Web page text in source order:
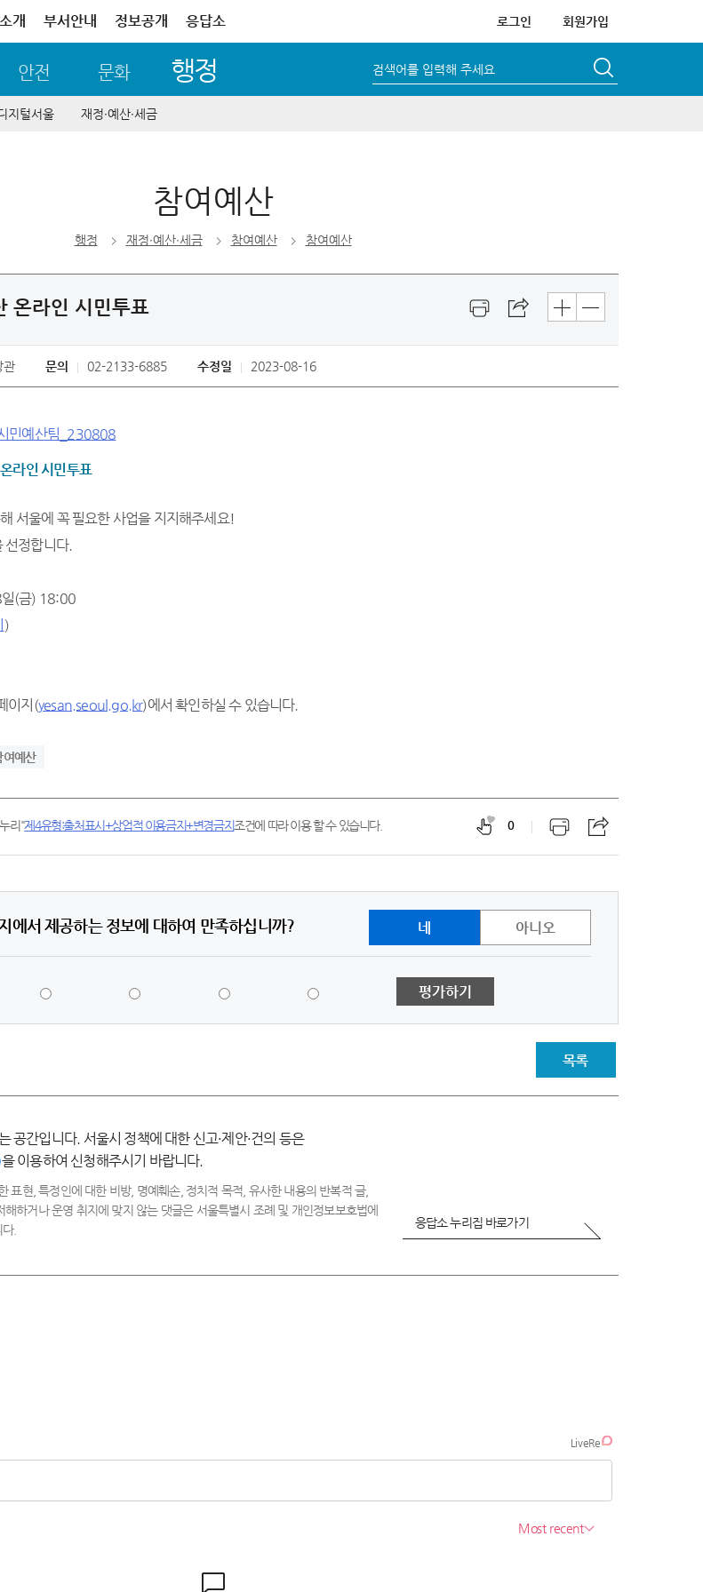
개 부서안내 정보공개 응답소 로그인 회원가입
안전 문화 행정 검색어를 입력해 주세요
지털서울 재정∙예산∙세금
참여예산
행정 재정∙예산∙세금 참여예산 참여예산
온라인 시민투표
관 문의 02-2133-6885 수정일 2023-08-16
라인 시민투표
서울에 꼭 필요한 사업을 지지해주세요!
선정합니다.
(금) 18:00
)
이지(yesan.seoul.go.kr)에서 확인하실 수 있습니다.
여예산
0
리"제4유형:출처표시+상업적 이용금지+변경금지조건에 따라 이용 할 수 있습니다.
에서 제공하는 정보에 대하여 만족하십니까? 네 아니오
평가하기
목록
공간입니다. 서울시 정책에 대한 신고·제안·건의 등은
을 이용하여 신청해주시기 바랍니다.
표현, 특정인에 대한 비방, 명예훼손, 정치적 목적, 유사한 내용의 반복적 글,
하거나 운영 취지에 맞지 않는 댓글은 서울특별시 조례 및 개인정보보호법에
.
응답소 누리집 바로가기